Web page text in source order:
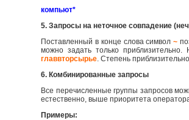
компьют*
5. Запросы на неточное совпадение
Поставленный в конце слова символ ~
можно задать только приблизительно.
главвторсырье. Степень
6. Комбинированные запросы
Все перечисленные группы запросов
естественно, выше приоритета
Примеры: